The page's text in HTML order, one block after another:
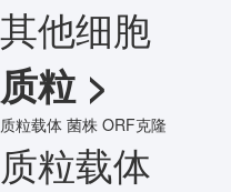
其他细胞
质粒 >
质粒载体 菌株 ORF克隆
质粒载体